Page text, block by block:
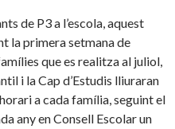
de P3 a l’escola, aquest
la primera setmana de
que es realitza al juliol,
i la Cap d’Estudis lliuraran
a cada família, seguint el
any en Consell Escolar un